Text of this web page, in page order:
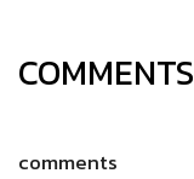
COMMENTS
comments